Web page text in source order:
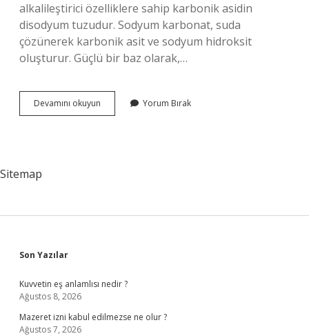
alkalileştirici özelliklere sahip karbonik asidin
disodyum tuzudur. Sodyum karbonat, suda
çözünerek karbonik asit ve sodyum hidroksit
oluşturur. Güçlü bir baz olarak,…
Devamını okuyun Sodyum
Karbonat
Yorum Bırak
Sitemap
Sidebar
Son Yazılar
Kuvvetin eş anlamlısı nedir ?
Ağustos 8, 2026
Mazeret izni kabul edilmezse ne olur ?
Ağustos 7, 2026